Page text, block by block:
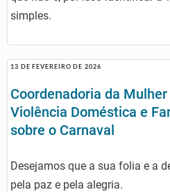
simples.
13 DE FEVEREIRO DE 2026
Coordenadoria da
Violência Doméstica e
sobre o Carnaval
Desejamos que a sua folia e a
pela paz e pela alegria.